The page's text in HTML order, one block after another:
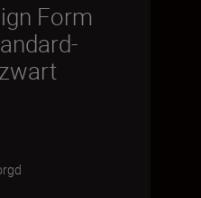
Form